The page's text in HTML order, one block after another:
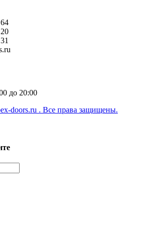
до 20:00
doors.ru . Все права защищены.